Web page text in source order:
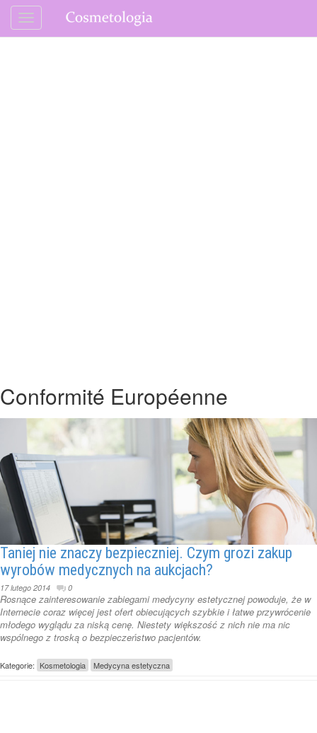
Conformité Européenne
Taniej nie znaczy bezpieczniej. Czym grozi zakup
wyrobów medycznych na aukcjach?
17 lutego 2014 0
Rosnące zainteresowanie zabiegami medycyny estetycznej powoduje, że w
Internecie coraz więcej jest ofert obiecujących szybkie i łatwe przywrócenie
młodego wyglądu za niską cenę. Niestety większość z nich nie ma nic
wspólnego z troską o bezpieczeństwo pacjentów.
Kategorie: Kosmetologia Medycyna estetyczna